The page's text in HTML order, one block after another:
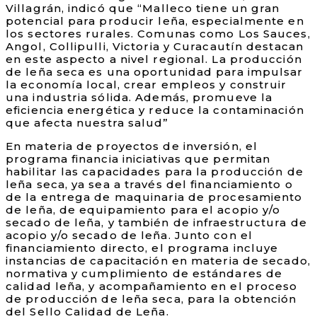
Villagrán, indicó que “Malleco tiene un gran
potencial para producir leña, especialmente en
los sectores rurales. Comunas como Los Sauces,
Angol, Collipulli, Victoria y Curacautín destacan
en este aspecto a nivel regional. La producción
de leña seca es una oportunidad para impulsar
la economía local, crear empleos y construir
una industria sólida. Además, promueve la
eficiencia energética y reduce la contaminación
que afecta nuestra salud”
En materia de proyectos de inversión, el
programa financia iniciativas que permitan
habilitar las capacidades para la producción de
leña seca, ya sea a través del financiamiento o
de la entrega de maquinaria de procesamiento
de leña, de equipamiento para el acopio y/o
secado de leña, y también de infraestructura de
acopio y/o secado de leña. Junto con el
financiamiento directo, el programa incluye
instancias de capacitación en materia de secado,
normativa y cumplimiento de estándares de
calidad leña, y acompañamiento en el proceso
de producción de leña seca, para la obtención
del Sello Calidad de Leña.